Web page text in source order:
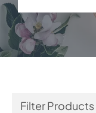
Filter Products